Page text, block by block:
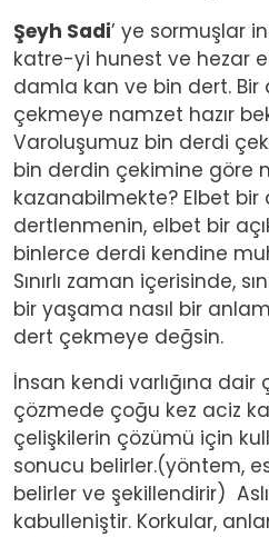
Şeyh Sadi’ ye sormuşlar
katre-yi hunest ve hezar
damla kan ve bin dert.
çekmeye namzet hazır
Varoluşumuz bin derdi
bin derdin çekimine göre
kazanabilmekte? Elbet bir
dertlenmenin, elbet bir
binlerce derdi kendine
Sınırlı zaman içerisinde,
bir yaşama nasıl bir
dert çekmeye değsin.
İnsan kendi varlığına
çözmede çoğu kez aciz
çelişkilerin çözümü için
sonucu belirler.(yöntem,
belirler ve şekillendirir)
kabulleniştir. Korkular,